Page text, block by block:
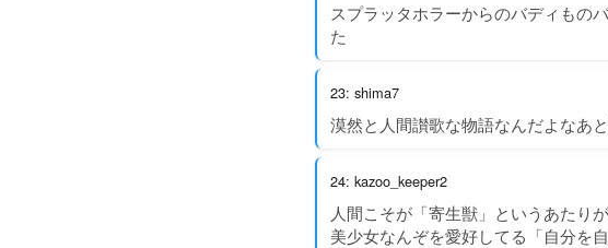
スプラッタホラーからのバディもの
た
23: shima7
漠然と人間讃歌な物語なんだよなあ
24: kazoo_keeper2
人間こそが「寄生獣」というあたり
美少女なんぞを愛好してる「自分を